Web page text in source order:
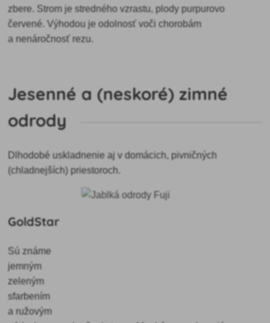
zbere. Strom je stredného vzrastu, plody purpurovo
červené. Výhodou je odolnosť voči chorobám
a nenáročnosť rezu.
Jesenné a (neskoré) zimné
odrody
Dlhodobé uskladnenie aj v domácich, pivničných
(chladnejších) priestoroch.
GoldStar
Sú známe
jemným
zeleným
sfarbením
a ružovým